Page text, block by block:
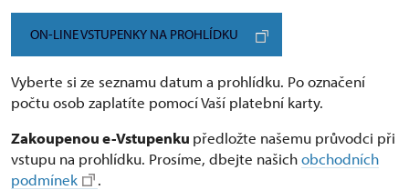
ON-LINE VSTUPENKY NA PROHLÍDKU
Vyberte si ze seznamu datum a prohlídku. Po označení
počtu osob zaplatíte pomocí Vaší platební karty.
Zakoupenou e-Vstupenku předložte našemu průvodci při
vstupu na prohlídku. Prosíme, dbejte našichobchodních
podmínek
.